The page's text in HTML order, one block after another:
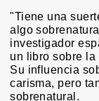
"Tiene una
algo
investigador
un libro sobre la
Su influencia
carisma, pero
sobrenatural.